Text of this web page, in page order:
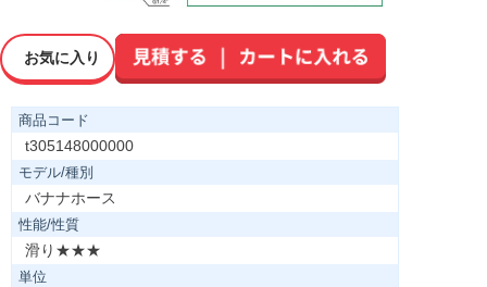
お気に入り
商品コード
t305148000000
モデル/種別
バナナホース
性能/性質
滑り★★★
単位